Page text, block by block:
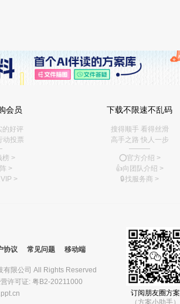
会员
的好评
动投票
榜 >
>
>
下载不限速不乱码
搜得顺手 看得丝滑
高手之路 快人一步
———
⭕️官方介绍 >
👍向团队介绍 >
🔒找服务商 >
协议 常见问题 移动端
有限公司 All Rights Reserved
营许可证: 粤B2-20211000
订阅朋友圈方案
（方案小助手）